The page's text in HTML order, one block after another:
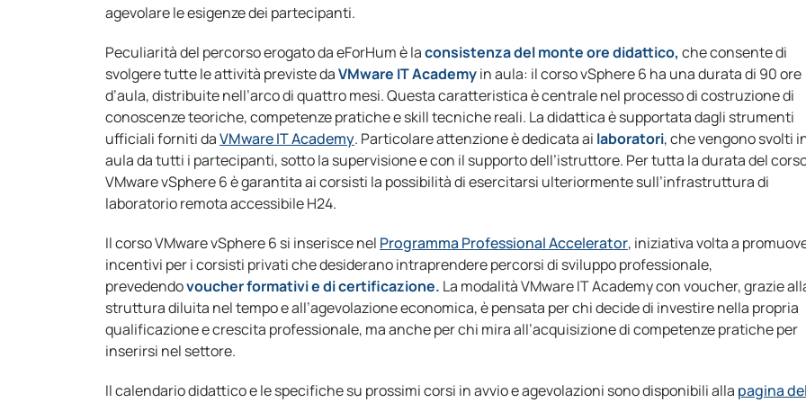
agevolare le esigenze dei partecipanti.
Peculiarità del percorso erogato da eForHum è laconsistenza del monte ore didattico, che consente di
svolgere tutte le attività previste daVMware IT Academyin aula: il corso vSphere 6 ha una durata di 90 ore
d’aula, distribuite nell’arco di quattro mesi. Questa caratteristica è centrale nel processo di costruzione di
conoscenze teoriche, competenze pratiche e skill tecniche reali. La didattica è supportata dagli strumenti
ufficiali forniti daVMware IT Academy. Particolare attenzione è dedicata ai laboratori, che vengono svolti
aula da tutti i partecipanti, sotto la supervisione e con il supporto dell’istruttore. Per tutta la durata del
VMware vSphere 6 è garantita ai corsisti la possibilità di esercitarsi ulteriormente sull’infrastruttura di
laboratorio remota accessibile H24.
Il corso VMware vSphere 6 si inserisce nel Programma Professional Accelerator, iniziativa volta a
incentivi per i corsisti privati che desiderano intraprendere percorsi di sviluppo professionale,
prevedendovoucher formativi e di certificazione. La modalità VMware IT Academy con voucher, grazie
struttura diluita nel tempo e all’agevolazione economica, è pensata per chi decide di investire nella propria
qualificazione e crescita professionale, ma anche per chi mira all’acquisizione di competenze pratiche per
inserirsi nel settore.
Il calendario didattico e le specifiche su prossimi corsi in avvio e agevolazioni sono disponibili alla pagina del